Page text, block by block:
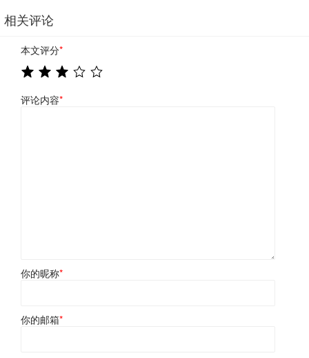
相关评论
本文评分*
评论内容*
你的昵称*
你的邮箱*